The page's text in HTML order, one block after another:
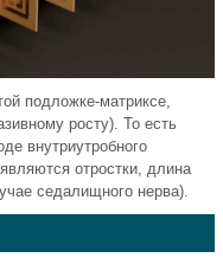
подложке-матриксе,
росту). То есть
внутриутробного
отростки, длина
седалищного нерва).